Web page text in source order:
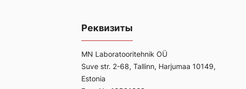
Реквизиты
MN Laboratooritehnik OÜ
Suve str. 2-68, Tallinn, Harjumaa 10149,
Estonia